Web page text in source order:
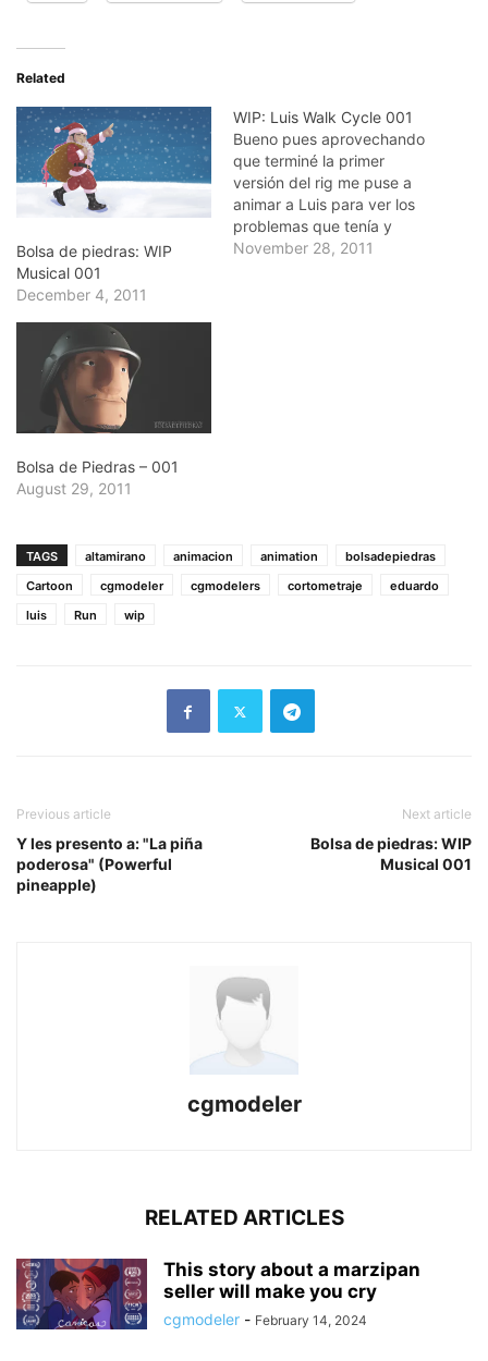
Related
Bolsa de piedras: WIP
Musical 001
December 4, 2011
WIP: Luis Walk Cycle 001
Bueno pues aprovechando
que terminé la primer
versión del rig me puse a
animar a Luis para ver los
problemas que tenía y
vaya que tenía bastantes.
November 28, 2011
Bolsa de Piedras – 001
August 29, 2011
TAGS altamirano animacion animation
bolsadepiedras
Cartoon
cgmodeler cgmodelers cortometraje
eduardo
luis
Run wip
Previous article
Y les presento a: "La piña
poderosa" (Powerful
pineapple)
Next article
Bolsa de piedras: WIP
Musical 001
cgmodeler
RELATED ARTICLES
This story about a marzipan
seller will make you cry
cgmodeler - February 14, 2024